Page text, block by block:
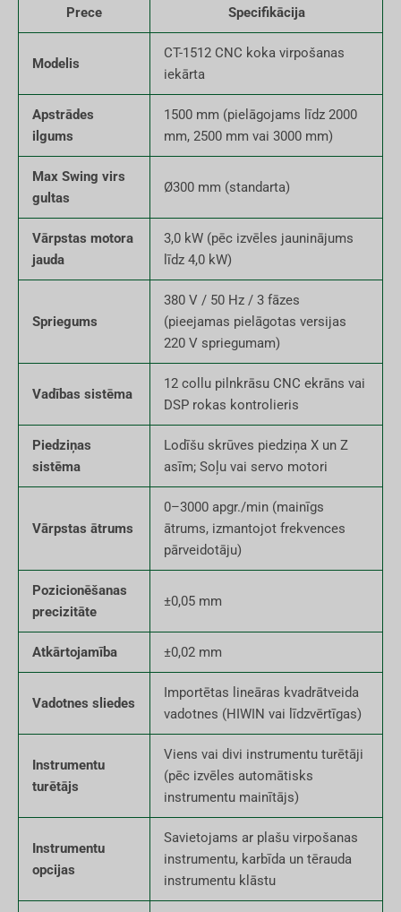
Prece Specifikācija
Modelis
CT-1512 CNC koka virpošanas
iekārta
Apstrādes
ilgums
1500 mm (pielāgojams līdz 2000
mm, 2500 mm vai 3000 mm)
Max Swing virs
gultas
Ø300 mm (standarta)
Vārpstas motora
jauda
3,0 kW (pēc izvēles jauninājums
līdz 4,0 kW)
Spriegums
380 V / 50 Hz / 3 fāzes
(pieejamas pielāgotas versijas
220 V spriegumam)
Vadības sistēma
12 collu pilnkrāsu CNC ekrāns vai
DSP rokas kontrolieris
Piedziņas
sistēma
Lodīšu skrūves piedziņa X un Z
asīm; Soļu vai servo motori
Vārpstas ātrums
0–3000 apgr./min (mainīgs
ātrums, izmantojot frekvences
pārveidotāju)
Pozicionēšanas
precizitāte
±0,05 mm
Atkārtojamība ±0,02 mm
Vadotnes sliedes
Importētas lineāras kvadrātveida
vadotnes (HIWIN vai līdzvērtīgas)
Instrumentu
turētājs
Viens vai divi instrumentu turētāji
(pēc izvēles automātisks
instrumentu mainītājs)
Instrumentu
opcijas
Savietojams ar plašu virpošanas
instrumentu, karbīda un tērauda
instrumentu klāstu